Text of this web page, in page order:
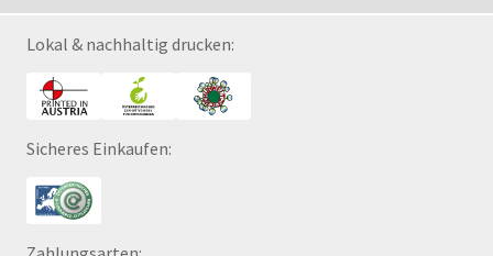
Lokal & nachhaltig drucken:
Sicheres Einkaufen: